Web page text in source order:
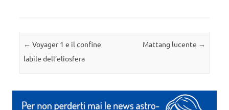
Navigazione articolo
← Voyager 1 e il confine
labile dell’eliosfera
Mattang lucente →